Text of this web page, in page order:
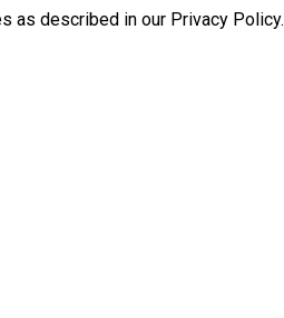
as described in our Privacy Policy.